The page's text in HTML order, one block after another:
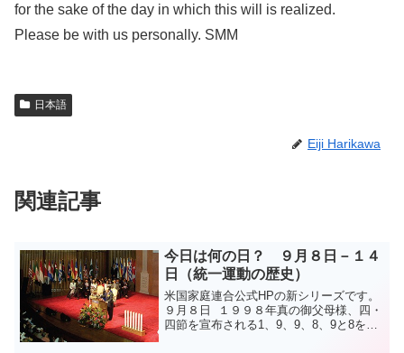
for the sake of the day in which this will is realized.
Please be with us personally. SMM
日本語
Eiji Harikawa
関連記事
今日は何の日？ ９月８日－１４
日（統一運動の歴史）
米国家庭連合公式HPの新シリーズです。
９月８日 １９９８年真の御父母様、四・
四節を宣布される1、9、9、8、9と8を足